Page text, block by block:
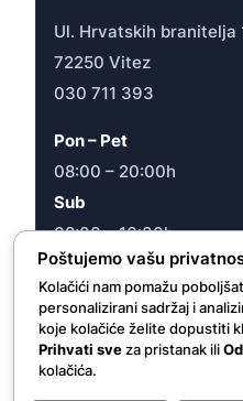
Ul. Hrvatskih branitelja
72250 Vitez
030 711 393
Pon – Pet
08:00 – 20:00h
Sub
08:00 – 16:30h
© 2026 JU
Poštujemo vašu
Kolačići nam pomažu
personalizirani sadržaj i
koje kolačiće želite dopustiti
Prihvati sveza pristanak ili
kolačića.